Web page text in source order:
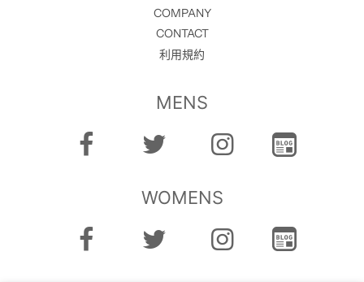
COMPANY
CONTACT
利用規約
MENS
WOMENS